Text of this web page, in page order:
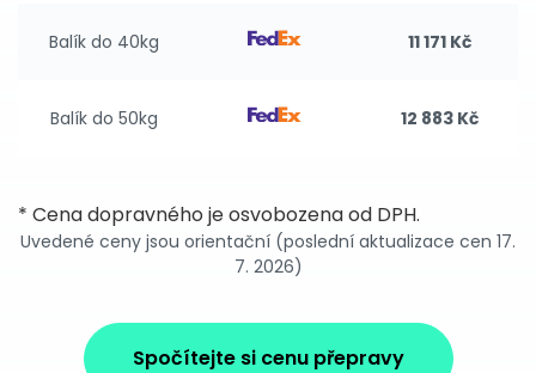
Balík do 40kg 11 171 Kč
Balík do 50kg 12 883 Kč
* Cena dopravného je osvobozena od DPH.
Uvedené ceny jsou orientační (poslední aktualizace cen 17.
7. 2026)
Spočítejte si cenu přepravy